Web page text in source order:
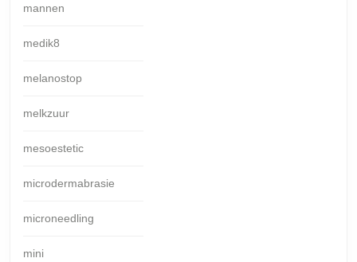
mannen
medik8
melanostop
melkzuur
mesoestetic
microdermabrasie
microneedling
mini